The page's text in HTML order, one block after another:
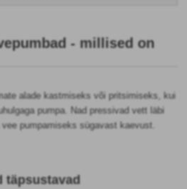
- millised on
alade kastmiseks või pritsimiseks, kui
pumpa. Nad pressivad vett läbi
pumpamiseks sügavast kaevust.
täpsustavad